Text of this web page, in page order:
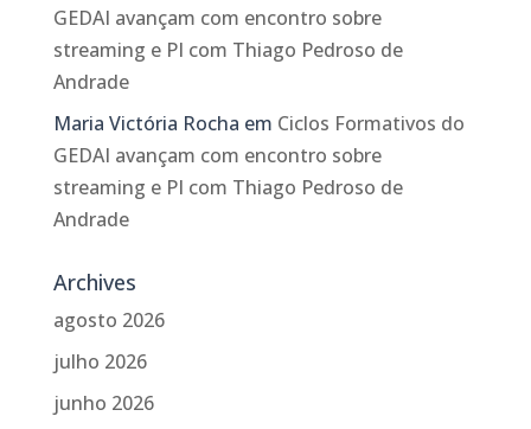
GEDAI avançam com encontro sobre
streaming e PI com Thiago Pedroso de
Andrade
Maria Victória Rocha em Ciclos Formativos do
GEDAI avançam com encontro sobre
streaming e PI com Thiago Pedroso de
Andrade
Archives
agosto 2026
julho 2026
junho 2026